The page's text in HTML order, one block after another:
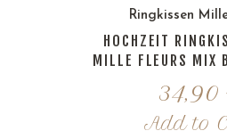
Ringkissen
HOCHZEIT
MILLE FLEURS MIX
34,90
Add to